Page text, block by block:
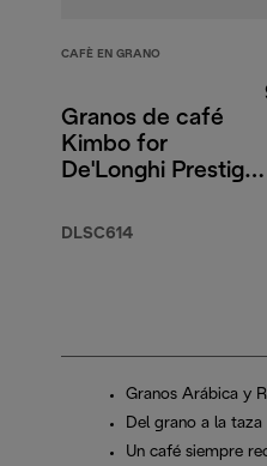
CAFÈ EN GRANO
Granos de café
Kimbo for
De'Longhi Prestige,
35 % Robusta,
DLSC614
Granos Arábica y
Del grano a la taza
Un café siempre